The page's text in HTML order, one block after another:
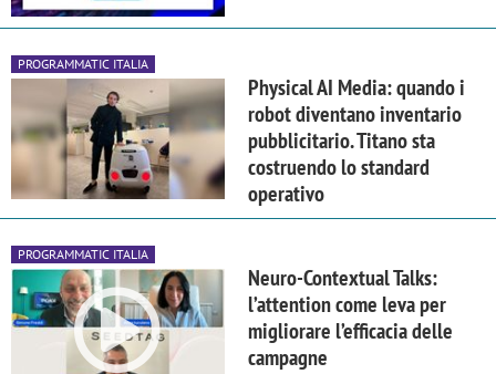
PROGRAMMATIC ITALIA
Physical AI Media: quando i
robot diventano inventario
pubblicitario. Titano sta
costruendo lo standard
operativo
PROGRAMMATIC ITALIA
Neuro-Contextual Talks:
l’attention come leva per
migliorare l’efficacia delle
campagne